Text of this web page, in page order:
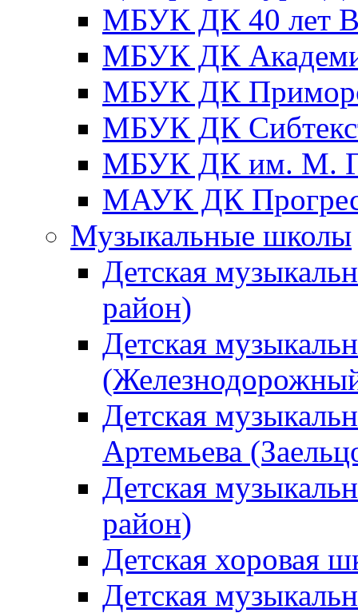
МБУК ДК 40 лет
МБУК ДК
МБУК ДК
МБУК ДК
МБУК ДК им. М.
МАУК ДК
Музыкальные школы
Детская
район)
Детская
Детская
Артемьева
Детская
район)
Детская хоровая
Детская